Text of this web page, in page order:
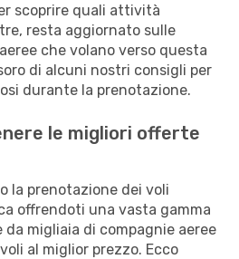
scoprire quali attività
resta aggiornato sulle
che volano verso questa
di alcuni nostri consigli per
durante la prenotazione.
le migliori offerte
la prenotazione dei voli
offrendoti una vasta gamma
migliaia di compagnie aeree
al miglior prezzo. Ecco